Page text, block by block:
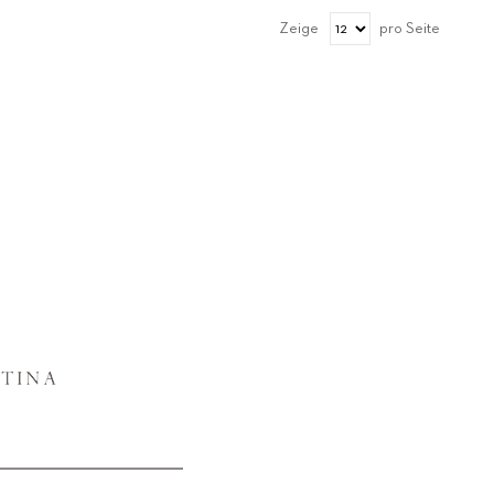
Zeige pro Seite